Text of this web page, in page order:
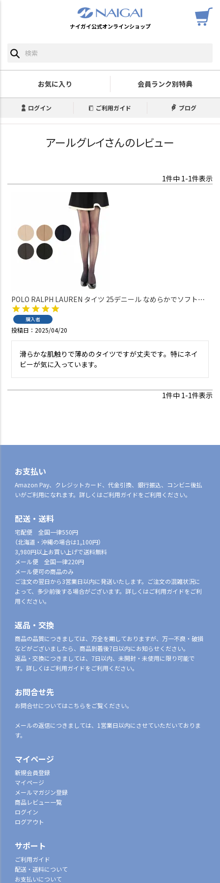
ナイガイ公式オンラインショップ
お気に入り 会員ランク別特典
ログイン ご利用ガイド ブログ
アールグレイさんのレビュー
1件中 1-1件表示
POLO RALPH LAUREN タイツ 25デニール なめらかでソフトタ
ッチの薄手タイプ 切り替えなし レディース 【365日最短翌日発
送】 01864325
購入者
投稿日 2025/04/20
滑らかな肌触りで薄めのタイツですが丈夫です。特にネイ
ビーが気に入っています。
1件中 1-1件表示
お支払い
Amazon Pay、クレジットカード、代金引換、銀行振込、コンビニ後払
いがご利用になれます。詳しくはご利用ガイドをご利用ください。
配送・送料
宅配便 全国一律550円
（北海道・沖縄の場合は1,100円）
3,980円以上お買い上げで送料無料
メール便 全国一律220円
メール便可の商品のみ
ご注文の翌日から3営業日以内に発送いたします。ご注文の混雑状況に
よって、多少前後する場合がございます。詳しくはご利用ガイドをご利
用ください。
返品・交換
商品の品質につきましては、万全を期しておりますが、万一不良・破損
などがございましたら、商品到着後7日以内にお知らせください。
返品・交換につきましては、7日以内、未開封・未使用に限り可能で
す。詳しくはご利用ガイドをご利用ください。
お問合せ先
お問合せについてはこちらをご覧ください。
メールの返信につきましては、1営業日以内にさせていただいておりま
す。
マイページ
新規会員登録
マイページ
メールマガジン登録
商品レビュー一覧
ログイン
ログアウト
サポート
ご利用ガイド
配送・送料について
お支払いについて